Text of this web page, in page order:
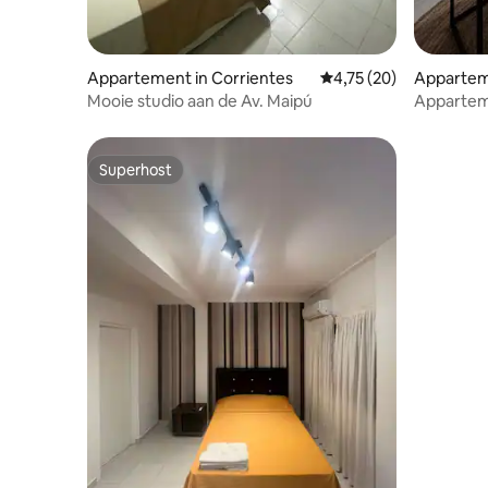
Appartement in Corrientes Gemiddelde
4,75 (20)
Mooie studio aan de Av. Maipú
Superhost
Superhost